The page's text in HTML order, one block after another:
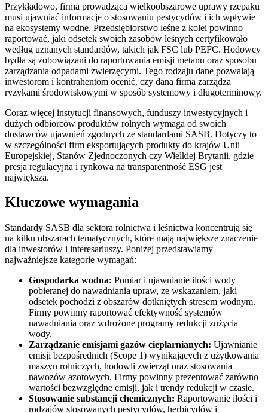
Przykładowo, firma prowadząca wielkoobszarowe uprawy rzepaku
musi ujawniać informacje o stosowaniu pestycydów i ich wpływie
na ekosystemy wodne. Przedsiębiorstwo leśne z kolei powinno
raportować, jaki odsetek swoich zasobów leśnych certyfikowało
według uznanych standardów, takich jak FSC lub PEFC. Hodowcy
bydła są zobowiązani do raportowania emisji metanu oraz sposobu
zarządzania odpadami zwierzęcymi. Tego rodzaju dane pozwalają
inwestorom i kontrahentom ocenić, czy dana firma zarządza
ryzykami środowiskowymi w sposób systemowy i długoterminowy.
Coraz więcej instytucji finansowych, funduszy inwestycyjnych i
dużych odbiorców produktów rolnych wymaga od swoich
dostawców ujawnień zgodnych ze standardami SASB. Dotyczy to
w szczególności firm eksportujących produkty do krajów Unii
Europejskiej, Stanów Zjednoczonych czy Wielkiej Brytanii, gdzie
presja regulacyjna i rynkowa na transparentność ESG jest
największa.
Kluczowe wymagania
Standardy SASB dla sektora rolnictwa i leśnictwa koncentrują się
na kilku obszarach tematycznych, które mają największe znaczenie
dla inwestorów i interesariuszy. Poniżej przedstawiamy
najważniejsze kategorie wymagań:
Gospodarka wodna: Pomiar i ujawnianie ilości wody
pobieranej do nawadniania upraw, ze wskazaniem, jaki
odsetek pochodzi z obszarów dotkniętych stresem wodnym.
Firmy powinny raportować efektywność systemów
nawadniania oraz wdrożone programy redukcji zużycia
wody.
Zarządzanie emisjami gazów cieplarnianych: Ujawnianie
emisji bezpośrednich (Scope 1) wynikających z użytkowania
maszyn rolniczych, hodowli zwierząt oraz stosowania
nawozów azotowych. Firmy powinny prezentować zarówno
wartości bezwzględne emisji, jak i trendy redukcji w czasie.
Stosowanie substancji chemicznych: Raportowanie ilości i
rodzajów stosowanych pestycydów, herbicydów i